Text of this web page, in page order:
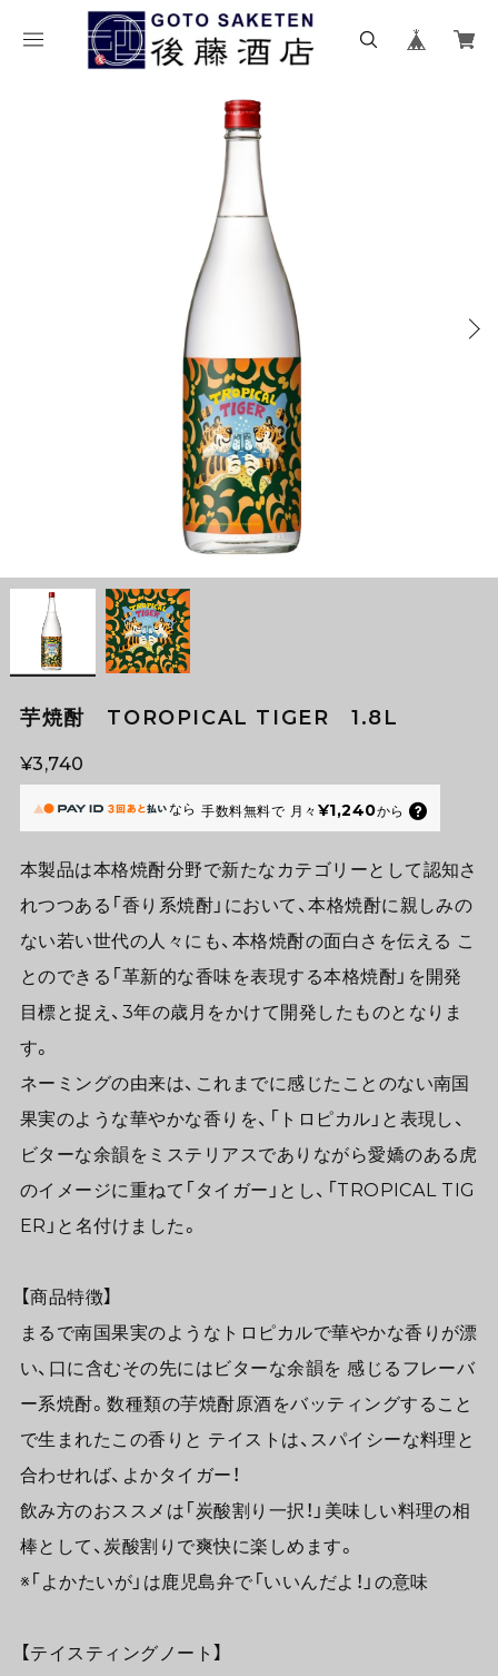
芋焼酎 TOROPICAL TIGER 1.8L
¥3,740
なら 手数料無料で 月々 ¥1,240から
本製品は本格焼酎分野で新たなカテゴリーとして認知さ
れつつある「香り系焼酎」において、本格焼酎に親しみの
ない若い世代の人々にも、本格焼酎の面白さを伝える こ
とのできる「革新的な香味を表現する本格焼酎」を開発
目標と捉え、3年の歳月をかけて開発したものとなりま
す。
ネーミングの由来は、これまでに感じたことのない南国
果実のような華やかな香りを、「トロピカル」と表現し、
ビターな余韻をミステリアスでありながら愛嬌のある虎
のイメージに重ねて「タイガー」とし、「TROPICAL TIG
ER」と名付けました。
【商品特徴】
まるで南国果実のようなトロピカルで華やかな香りが漂
い、口に含むその先にはビターな余韻を 感じるフレーバ
ー系焼酎。数種類の芋焼酎原酒をバッティングすること
で生まれたこの香りと テイストは、スパイシーな料理と
合わせれば、よかタイガー！
飲み方のおススメは「炭酸割り一択！」美味しい料理の相
棒として、炭酸割りで爽快に楽しめます。
※「よかたいが」は鹿児島弁で「いいんだよ！」の意味
【テイスティングノート】